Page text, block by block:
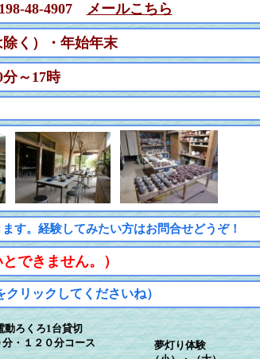
48-4907 メールこちら
く）・年始年末
～17時
す。経験してみたい方はお問合せどうぞ！
できません。）
リックしてくださいね）
動ろくろ1台貸切
分・１２０分コース
夢灯り体験